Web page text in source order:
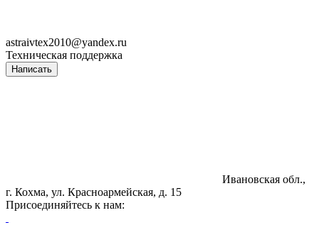
astraivtex2010@yandex.ru
Техническая поддержка
Написать
Ивановская обл.,
г. Кохма, ул. Красноармейская, д. 15
Присоединяйтесь к нам: